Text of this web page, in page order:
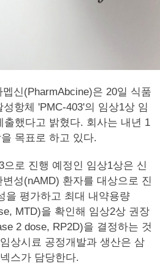
신(PharmAbcine)은 20일 식품
항체 'PMC-403'의 임상1상 임
출했다고 밝혔다. 회사는 내년 1
목표로 하고 있다.
으로 진행 예정인 임상1상은 신
성(nAMD) 환자를 대상으로 진
을 평가하고 최대 내약용량
MTD)을 확인해 임상2상 권장
2 dose, RP2D)을 결정하는 것
상시료 공정개발과 생산은 삼
스가 담당한다.